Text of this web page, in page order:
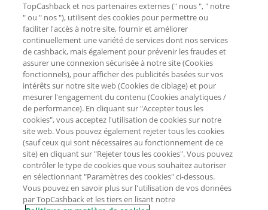
TopCashback et nos partenaires externes (" nous ", " notre
" ou " nos "), utilisent des cookies pour permettre ou
faciliter l'accès à notre site, fournir et améliorer
continuellement une variété de services dont nos services
de cashback, mais également pour prévenir les fraudes et
assurer une connexion sécurisée à notre site (Cookies
fonctionnels), pour afficher des publicités basées sur vos
intérêts sur notre site web (Cookies de ciblage) et pour
mesurer l'engagement du contenu (Cookies analytiques /
de performance). En cliquant sur "Accepter tous les
cookies", vous acceptez l'utilisation de cookies sur notre
site web. Vous pouvez également rejeter tous les cookies
(sauf ceux qui sont nécessaires au fonctionnement de ce
site) en cliquant sur "Rejeter tous les cookies". Vous pouvez
contrôler le type de cookies que vous souhaitez autoriser
en sélectionnant "Paramètres des cookies" ci-dessous.
Vous pouvez en savoir plus sur l'utilisation de vos données
par TopCashback et les tiers en lisant notre